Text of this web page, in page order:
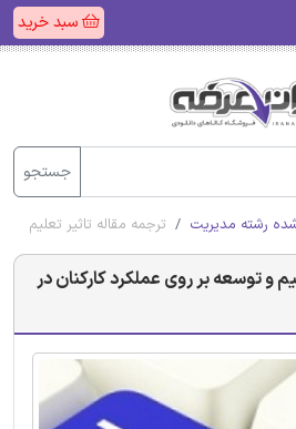
سبد خرید
جستجو
رشته مدیریت ترجمه مقاله تاثیر تعلیم
و توسعه بر روی عملکرد کارکنان در